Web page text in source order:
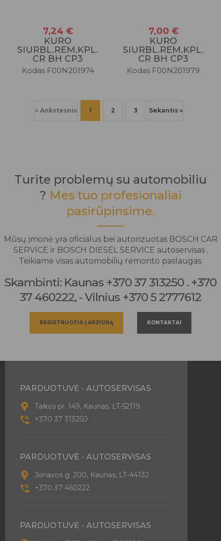
7,24 €
KURO
SIURBL.REM.KPL.
CR BH CP3
Kodas F00N201974
7,00 €
KURO
SIURBL.REM.KPL.
CR BH CP3
Kodas F00N201979
« Ankstesnis 1 2 3 Sekantis »
Turite problemų su automobiliu
? Mes tuo profesionaliai
pasirūpinsime.
Mūsų įmonė yra oficialus bei autorizuotas BOSCH CAR
SERVICE ir BOSCH DIESEL SERVICE autoservisas .
Teikiame visas automobilių remonto paslaugas.
Skambinti: Kaunas +370 37 313250 . +370
37 460222, - Vilnius +370 5 2777612
REGISTRUOTIS Į APŽIŪRĄ KONTAKTAI
PARDUOTUVĖ - AUTOSERVISAS
Taikos pr. 149, Kaunas, LT-52119
+370 37 313250
PARDUOTUVĖ - AUTOSERVISAS
Jonavos g. 200, Kaunas, LT-44132
+370 37 460222
PARDUOTUVĖ - AUTOSERVISAS